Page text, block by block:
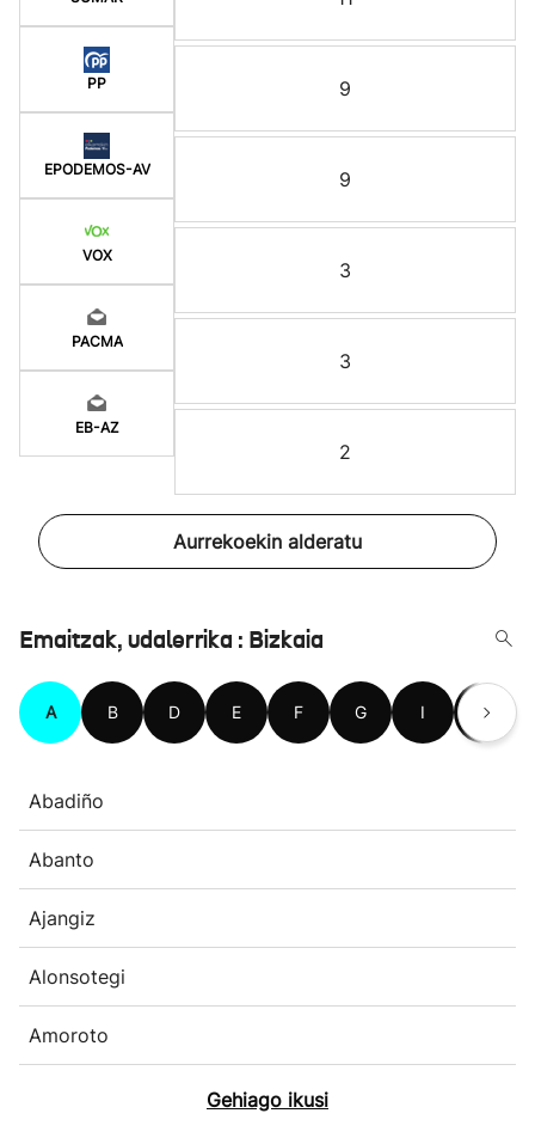
PP
EPODEMOS-AV
VOX
PACMA
EB-AZ
9
9
3
3
2
Aurrekoekin alderatu
Emaitzak, udalerrika : Bizkaia
A B D E F G I J
Abadiño
Abanto
Ajangiz
Alonsotegi
Amoroto
Gehiago ikusi